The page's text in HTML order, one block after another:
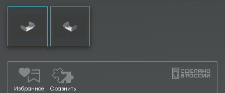
Избранное Сравнить